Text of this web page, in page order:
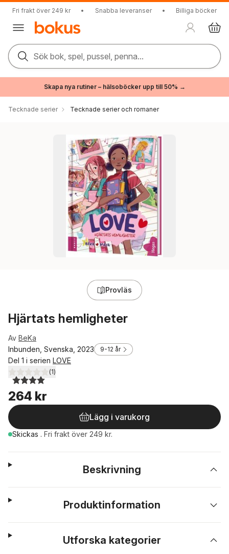
Fri frakt över 249 kr • Snabba leveranser • Billiga böcker
Sök bok, spel, pussel, penna...
Skapa nya rutiner – hälsoböcker upp till 50% →
Tecknade serier Tecknade serier och romaner
Provläs
Hjärtats hemligheter
Av BeKa
Inbunden, Svenska, 2023
9-12 år
Del 1 i serien LOVE
4,0utav 5 stjärnor. Totalt antal röster:
(1)
264 kr
Lägg i varukorg
Skickas . Fri frakt över 249 kr.
Beskrivning
Produktinformation
Utforska kategorier